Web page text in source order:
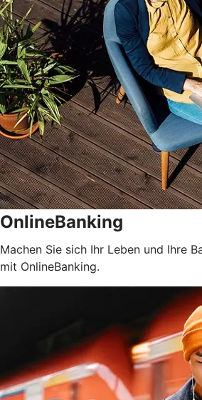
OnlineBanking
Machen Sie sich Ihr Leben und Ihre
mit OnlineBanking.